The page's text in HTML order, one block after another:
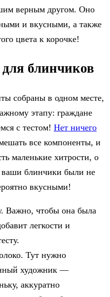
верным другом. Оно
и вкусными, а также
цвета к корочке!
для блинчиков
собраны в одном месте,
этапу: граждане
с тестом! Нет ничего
все компоненты, и
маленькие хитрости, о
ваши блинчики были не
вкусными!
Важно, чтобы она была
легкости и
Тут нужно
художник —
аккуратно